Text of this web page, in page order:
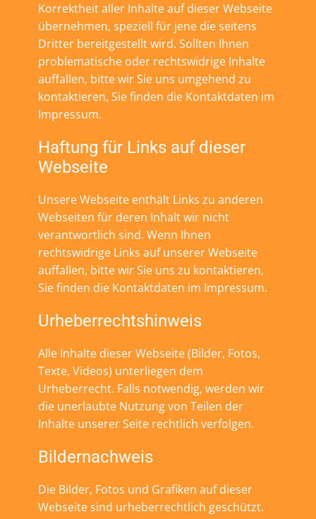
Korrektheit aller Inhalte auf dieser Webseite
übernehmen, speziell für jene die seitens
Dritter bereitgestellt wird. Sollten Ihnen
problematische oder rechtswidrige Inhalte
auffallen, bitte wir Sie uns umgehend zu
kontaktieren, Sie finden die Kontaktdaten im
Impressum.
Haftung für Links auf dieser
Webseite
Unsere Webseite enthält Links zu anderen
Webseiten für deren Inhalt wir nicht
verantwortlich sind. Wenn Ihnen
rechtswidrige Links auf unserer Webseite
auffallen, bitte wir Sie uns zu kontaktieren,
Sie finden die Kontaktdaten im Impressum.
Urheberrechtshinweis
Alle Inhalte dieser Webseite (Bilder, Fotos,
Texte, Videos) unterliegen dem
Urheberrecht. Falls notwendig, werden wir
die unerlaubte Nutzung von Teilen der
Inhalte unserer Seite rechtlich verfolgen.
Bildernachweis
Die Bilder, Fotos und Grafiken auf dieser
Webseite sind urheberrechtlich geschützt.